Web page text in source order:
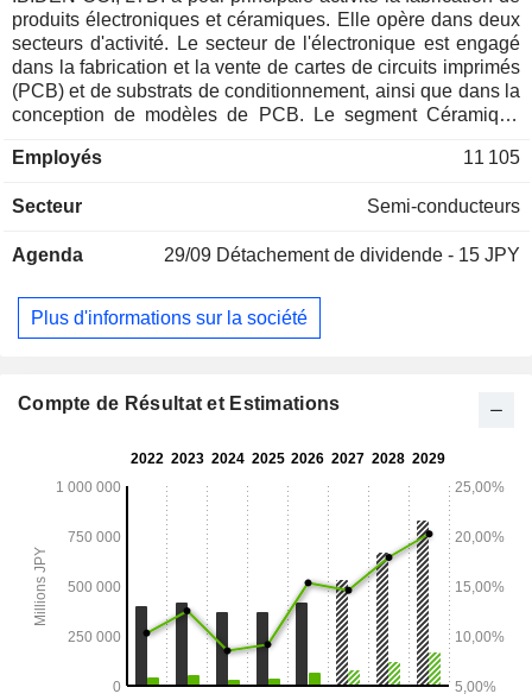
produits électroniques et céramiques. Elle opère dans deux
secteurs d'activité. Le secteur de l'électronique est engagé
dans la fabrication et la vente de cartes de circuits imprimés
(PCB) et de substrats de conditionnement, ainsi que dans la
conception de modèles de PCB. Le segment Céramique
des produits spéciaux en carbone, des produits en
s'occupe de la fourniture d'équipements de logement et de
conception et de la construction de pistes, de jardins
plastique synthétique, de la transformation de fruits de mer
agricoles, des services d'information, du transport
propriété et de la gestion des terres.
Employés 11 105
Secteur Semi-conducteurs
Agenda 29/09 Détachement de dividende - 15 JPY
Plus d'informations sur la société
Compte de Résultat et Estimations